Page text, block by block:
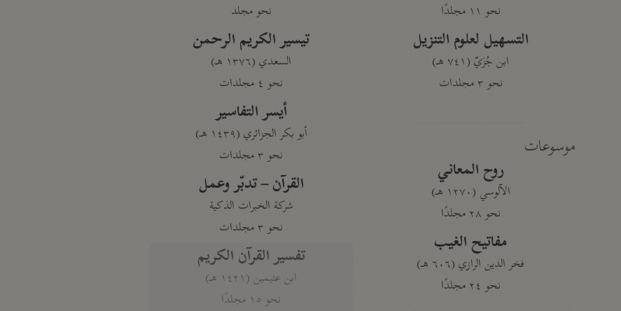
نحو ١١ مجلدًا
التسهيل لعلوم التنزيل
ابن جُزَيّ (٧٤١ هـ)
نحو ٣ مجلدات
موسوعات
روح المعاني
الآلوسي (١٢٧٠ هـ)
نحو ٢٨ مجلدًا
مفاتيح الغيب
فخر الدين الرازي (٦٠٦ هـ)
نحو ٢٤ مجلدًا
نحو مجلد
تيسير الكريم الرحمن
السعدي (١٣٧٦ هـ)
نحو ٤ مجلدات
أيسر التفاسير
أبو بكر الجزائري (١٤٣٩ هـ)
نحو ٣ مجلدات
القرآن – تدبّر وعمل
شركة الخبرات الذكية
نحو ٣ مجلدات
تفسير القرآن الكريم
ابن عثيمين (١٤٢١ هـ)
نحو ١٥ مجلدًا